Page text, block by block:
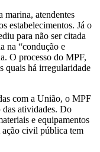
marina, atendentes
estabelecimentos. Já o
para não ser citada
na “condução e
O processo do MPF,
quais há irregularidade
com a União, o MPF
das atividades. Do
e equipamentos
civil pública tem